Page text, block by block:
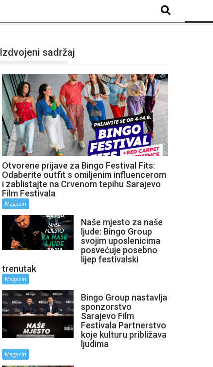
Izdvojeni sadržaj
Otvorene prijave za Bingo Festival Fits:
Odaberite outfit s omiljenim influencerom
i zablistajte na Crvenom tepihu Sarajevo
Film Festivala
Magazin
Naše mjesto za naše
ljude: Bingo Group
svojim uposlenicima
posvećuje posebno
lijep festivalski
trenutak
Magazin
Bingo Group nastavlja
sponzorstvo
Sarajevo Film
Festivala Partnerstvo
koje kulturu približava
ljudima
Magazin